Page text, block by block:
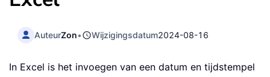
AuteurZon• Wijzigingsdatum2024-08-16
In Excel is het invoegen van een datum en tijdstempel